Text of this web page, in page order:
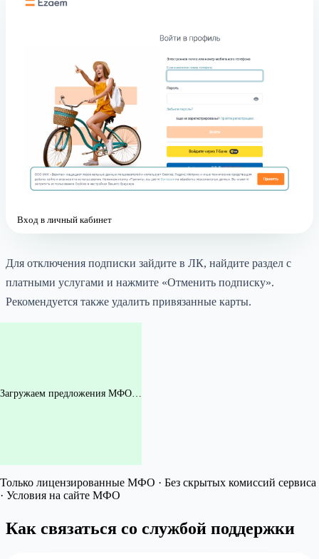
Вход в личный кабинет
Для отключения подписки зайдите в ЛК, найдите раздел с
платными услугами и нажмите «Отменить подписку».
Рекомендуется также удалить привязанные карты.
Загружаем предложения МФО…
Только лицензированные МФО · Без скрытых комиссий сервиса
· Условия на сайте МФО
Как связаться со службой поддержки